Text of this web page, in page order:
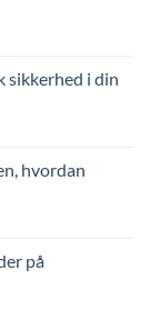
sikkerhed i din
hvordan
på